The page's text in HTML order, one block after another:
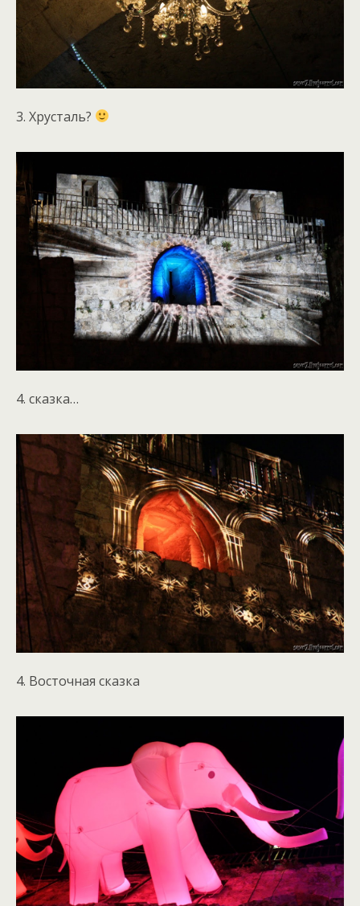
3. Хрусталь?
4. сказка…
4. Восточная сказка